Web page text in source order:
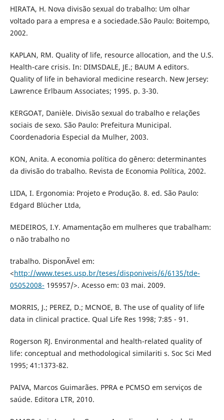
HIRATA, H. Nova divisão sexual do trabalho: Um olhar
voltado para a empresa e a sociedade.São Paulo: Boitempo,
2002.
KAPLAN, RM. Quality of life, resource allocation, and the U.S.
Health-care crisis. In: DIMSDALE, JE.; BAUM A editors.
Quality of life in behavioral medicine research. New Jersey:
Lawrence Erlbaum Associates; 1995. p. 3-30.
KERGOAT, Danièle. Divisão sexual do trabalho e relações
sociais de sexo. São Paulo: Prefeitura Municipal.
Coordenadoria Especial da Mulher, 2003.
KON, Anita. A economia política do gênero: determinantes
da divisão do trabalho. Revista de Economia Política, 2002.
LIDA, I. Ergonomia: Projeto e Produção. 8. ed. São Paulo:
Edgard Blücher Ltda,
MEDEIROS, I.Y. Amamentação em mulheres que trabalham:
o não trabalho no
trabalho. DisponÃ­vel em:
<http://www.teses.usp.br/teses/disponiveis/6/6135/tde-
05052008- 195957/>. Acesso em: 03 mai. 2009.
MORRIS, J.; PEREZ, D.; MCNOE, B. The use of quality of life
data in clinical practice. Qual Life Res 1998; 7:85 - 91.
Rogerson RJ. Environmental and health-related quality of
life: conceptual and methodological similariti s. Soc Sci Med
1995; 41:1373-82.
PAIVA, Marcos Guimarães. PPRA e PCMSO em serviços de
saúde. Editora LTR, 2010.